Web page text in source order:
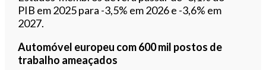
PIB em 2025 para -3,5% em 2026 e -3,6% em
2027.
Automóvel europeu com 600 mil postos de
trabalho ameaçados